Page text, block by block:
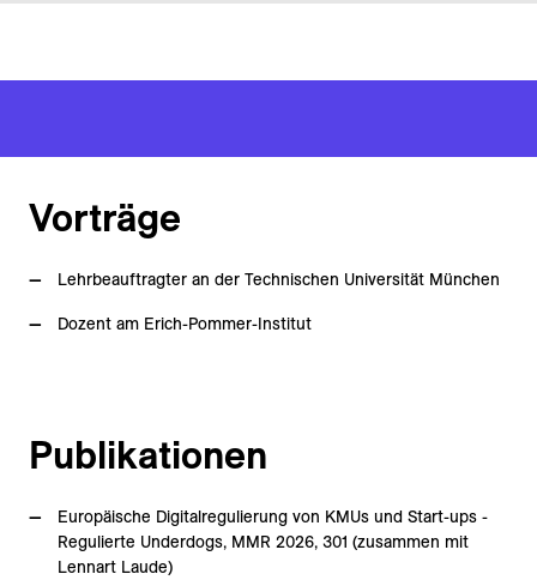
Vorträge
Lehrbeauftragter an der Technischen Universität München
Dozent am Erich-Pommer-Institut
Publikationen
Europäische Digitalregulierung von KMUs und Start-ups -
Regulierte Underdogs, MMR 2026, 301 (zusammen mit
Lennart Laude)